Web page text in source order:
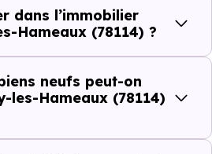
les-Hameaux (78114) dispose
professions médicales et 14
Des équipements du quotidien
concrets pour habiter
dans l’immobilier
Hameaux (78114) ?
neufs peut-on
les-Hameaux (78114)